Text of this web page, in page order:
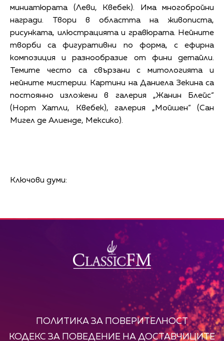
миниатюрата (Леви, Квебек). Има многобройни
награди. Твори в областта на живописта,
рисунката, илюстрацията и гравюрата. Нейните
творби са фигуративни по форма, с ефирна
композиция и разнообразие от фини детайли.
Темите често са свързани с митологията и
нейните мистерии. Картини на Даниела Зекина са
постоянно изложени в галерия „Жанин Блейс“
(Норт Хатли, Квебек), галерия „Мойшен“ (Сан
Мигел де Алиенде, Мексико).
Ключови думи:
ПОЛИТИКА ЗА ПОВЕРИТЕЛНОСТ
КОДЕКС ЗА ПОВЕДЕНИЕ НА ДОСТАВЧИЦИТЕ